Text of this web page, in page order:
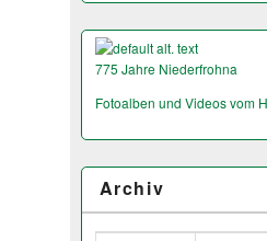
775 Jahre Niederfrohna
Fotoalben und Videos vom
Archiv